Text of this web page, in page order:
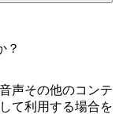
？
声その他のコンテ
て利用する場合を